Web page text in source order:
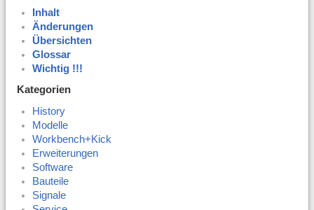
Inhalt
Änderungen
Übersichten
Glossar
Wichtig !!!
Kategorien
History
Modelle
Workbench+Kick
Erweiterungen
Software
Bauteile
Signale